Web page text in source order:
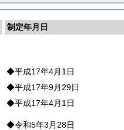
制定年月日
◆平成17年4月1日
◆平成17年9月29日
◆平成17年4月1日
◆令和5年3月28日